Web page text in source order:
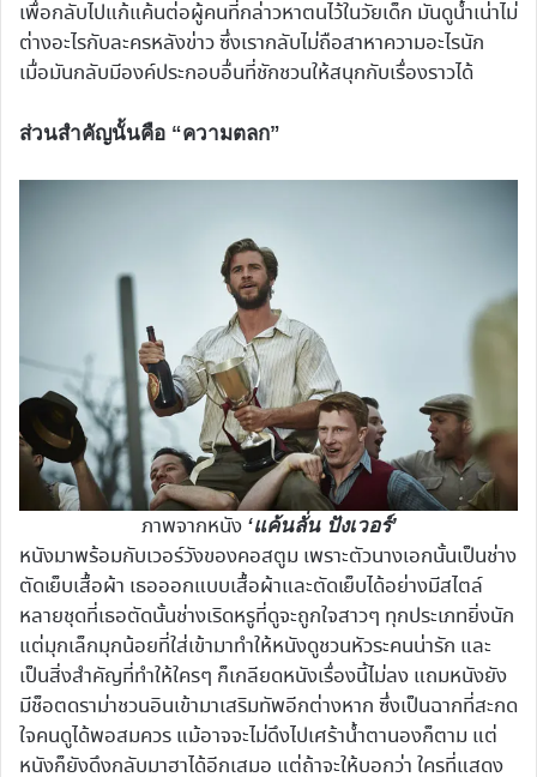
เพื่อกลับไปแก้แค้นต่อผู้คนที่กล่าวหาตนไว้ในวัยเด็ก มันดูน้ำเน่าไม่
ต่างอะไรกับละครหลังข่าว ซึ่งเรากลับไม่ถือสาหาความอะไรนัก
เมื่อมันกลับมีองค์ประกอบอื่นที่ชักชวนให้สนุกกับเรื่องราวได้
ส่วนสำคัญนั้นคือ “ความตลก”
ภาพจากหนัง ‘แค้นลั่น ปังเวอร์’
หนังมาพร้อมกับเวอร์วังของคอสตูม เพราะตัวนางเอกนั้นเป็นช่าง
ตัดเย็บเสื้อผ้า เธอออกแบบเสื้อผ้าและตัดเย็บได้อย่างมีสไตล์
หลายชุดที่เธอตัดนั้นช่างเริดหรูที่ดูจะถูกใจสาวๆ ทุกประเภทยิ่งนัก
แต่มุกเล็กมุกน้อยที่ใส่เข้ามาทำให้หนังดูชวนหัวระคนน่ารัก และ
เป็นสิ่งสำคัญที่ทำให้ใครๆ ก็เกลียดหนังเรื่องนี้ไม่ลง แถมหนังยัง
มีช็อตดราม่าชวนอินเข้ามาเสริมทัพอีกต่างหาก ซึ่งเป็นฉากที่สะกด
ใจคนดูได้พอสมควร แม้อาจจะไม่ดึงไปเศร้าน้ำตานองก็ตาม แต่
หนังก็ยังดึงกลับมาฮาได้อีกเสมอ แต่ถ้าจะให้บอกว่า ใครที่แสดง